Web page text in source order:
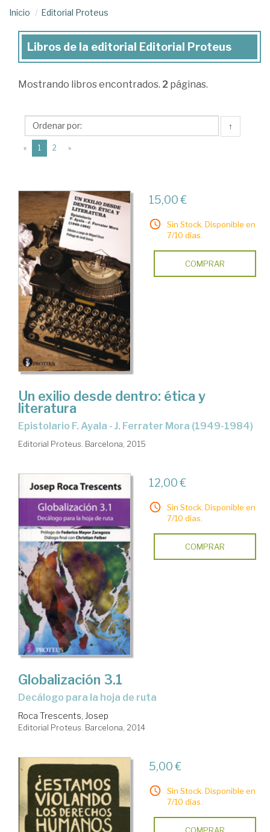
Inicio Editorial Proteus
Libros
la
Editorial
Proteus
Libros de la editorial Editorial Proteus
Mostrando libros encontrados. 2 páginas.
↑
« 1 (current)
2 »
15,00 €
Sin Stock. Disponible en
7/10 días.
COMPRAR
Un exilio desde dentro: ética y
literatura
Epistolario F. Ayala - J. Ferrater Mora (1949-1984)
Editorial Proteus. Barcelona, 2015
12,00 €
Sin Stock. Disponible en
7/10 días.
COMPRAR
Globalización 3.1
decálogo para la hoja de ruta
Roca Trescents, Josep
Editorial Proteus. Barcelona, 2014
5,00 €
Sin Stock. Disponible en
7/10 días.
COMPRAR